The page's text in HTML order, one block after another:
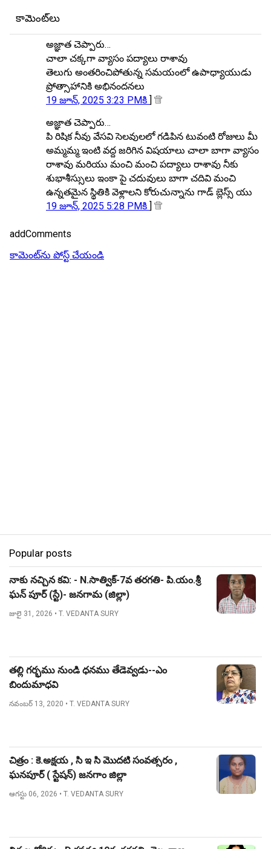
కామెంట్‌లు
అజ్ఞాత చెప్పారు…
చాలా చక్కగా వ్యాసం పద్యాలు రాశావు
తెలుగు అంతరించిపోతున్న సమయంలో ఉపాధ్యాయుడు
ప్రోత్సాహానికి అభినందనలు
19 జూన్, 2025 3:23 PMకి ]
అజ్ఞాత చెప్పారు…
పి రిషిక నీవు వేసవి సెలవులలో గడిపిన టువంటి రోజులు మీ
అమ్మమ్మ ఇంటి వద్ద జరిగిన విషయాలు చాలా బాగా వ్యాసం
రాశావు మరియు మంచి మంచి పద్యాలు రాశావు నీకు
శుభాశీస్సులు ఇంకా పై చదువులు బాగా చదివి మంచి
ఉన్నతమైన స్థితికి వెళ్లాలని కోరుచున్నాను గాడ్ బ్లెస్స్ యు
19 జూన్, 2025 5:28 PMకి ]
addComments
కామెంట్‌ను పోస్ట్ చేయండి
Popular posts
నాకు నచ్చిన కవి: - N.సాత్విక్-7వ తరగతి- పి.యం.శ్రీ
ఘన్ పూర్ (స్టే)- జనగామ (జిల్లా)
జులై 31, 2026 • T. VEDANTA SURY
తల్లి గర్భము నుండి ధనము తేడెవ్వడు--ఎం
బిందుమాధవి
నవంబర్ 13, 2020 • T. VEDANTA SURY
చిత్రం : కె.అక్షయ , సి ఇ సి మొదటి సంవత్సరం ,
ఘనపూర్ ( స్టేషన్) జనగాం జిల్లా
ఆగస్టు 06, 2026 • T. VEDANTA SURY